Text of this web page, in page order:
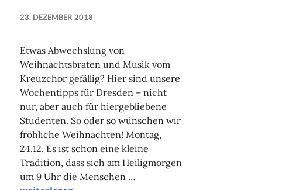
23. DEZEMBER 2018
Etwas Abwechslung von
Weihnachtsbraten und Musik vom
Kreuzchor gefällig? Hier sind unsere
Wochentipps für Dresden – nicht
nur, aber auch für hiergebliebene
Studenten. So oder so wünschen wir
fröhliche Weihnachten! Montag,
24.12. Es ist schon eine kleine
Tradition, dass sich am Heiligmorgen
um 9 Uhr die Menschen …